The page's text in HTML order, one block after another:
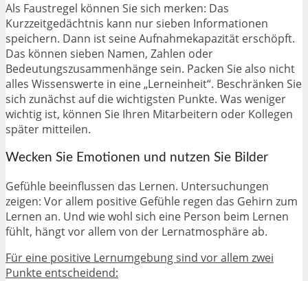
Als Faustregel können Sie sich merken: Das
Kurzzeitgedächtnis kann nur sieben Informationen
speichern. Dann ist seine Aufnahmekapazität erschöpft.
Das können sieben Namen, Zahlen oder
Bedeutungszusammenhänge sein. Packen Sie also nicht
alles Wissenswerte in eine „Lerneinheit“. Beschränken Sie
sich zunächst auf die wichtigsten Punkte. Was weniger
wichtig ist, können Sie Ihren Mitarbeitern oder Kollegen
später mitteilen.
Wecken Sie Emotionen und nutzen Sie Bilder
Gefühle beeinflussen das Lernen. Untersuchungen
zeigen: Vor allem positive Gefühle regen das Gehirn zum
Lernen an. Und wie wohl sich eine Person beim Lernen
fühlt, hängt vor allem von der Lernatmosphäre ab.
Für eine positive Lernumgebung sind vor allem zwei
Punkte entscheidend: